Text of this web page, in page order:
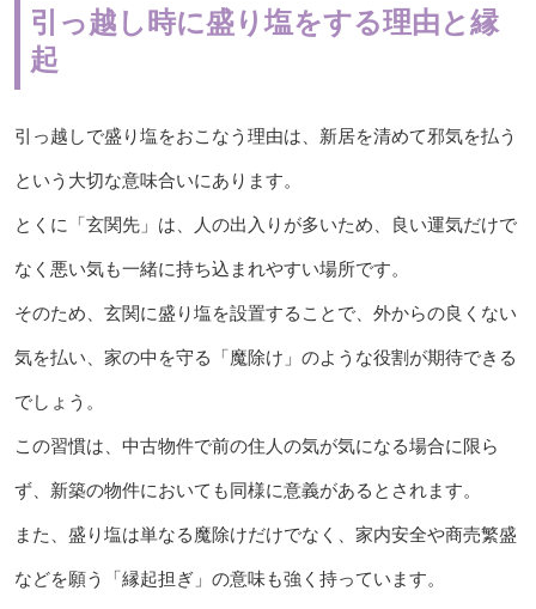
引っ越し時に盛り塩をする理由と縁
起
引っ越しで盛り塩をおこなう理由は、新居を清めて邪気を払う
という大切な意味合いにあります。
とくに「玄関先」は、人の出入りが多いため、良い運気だけで
なく悪い気も一緒に持ち込まれやすい場所です。
そのため、玄関に盛り塩を設置することで、外からの良くない
気を払い、家の中を守る「魔除け」のような役割が期待できる
でしょう。
この習慣は、中古物件で前の住人の気が気になる場合に限ら
ず、新築の物件においても同様に意義があるとされます。
また、盛り塩は単なる魔除けだけでなく、家内安全や商売繁盛
などを願う「縁起担ぎ」の意味も強く持っています。